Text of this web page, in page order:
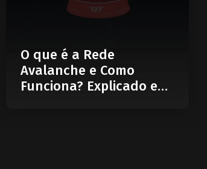
O que é a Rede
Avalanche e Como
Funciona? Explicado em